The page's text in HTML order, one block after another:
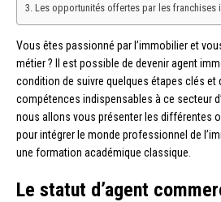
Les opportunités offertes par les franchises
Vous êtes passionné par l’immobilier et
métier ? Il est possible de devenir agent
condition de suivre quelques étapes clés et
compétences indispensables à ce secteur
nous allons vous présenter les différentes
pour intégrer le monde professionnel de
une formation académique classique.
Le statut d’agent